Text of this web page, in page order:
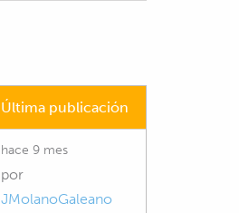
Última publicación
hace 9 mes
por
JMolanoGaleano